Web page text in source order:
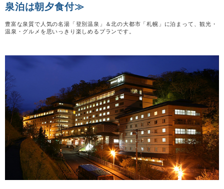
泉泊は朝夕食付≫
豊富な泉質で人気の名湯「登別温泉」＆北の大都市「札幌」に泊まって、観光・
温泉・グルメを思いっきり楽しめるプランです。